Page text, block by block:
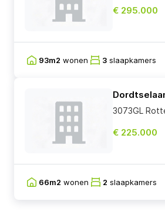
€ 295.000
93m2 wonen 3 slaapkamers
3073GL
€ 225.000
66m2 wonen 2 slaapkamers